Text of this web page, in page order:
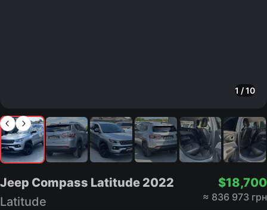
1 /10
Jeep Compass Latitude 2022
Latitude
$18,700
≈ 836 973 грн